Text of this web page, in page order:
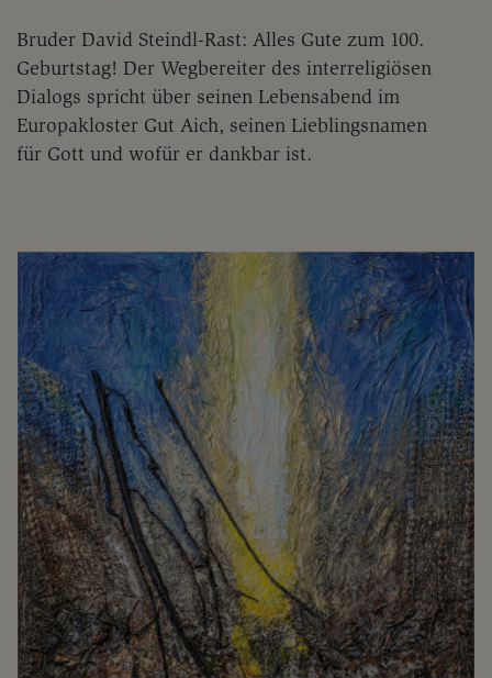
Bruder David Steindl-Rast: Alles Gute zum 100.
Geburtstag! Der Wegbereiter des interreligiösen
Dialogs spricht über seinen Lebensabend im
Europakloster Gut Aich, seinen Lieblingsnamen
für Gott und wofür er dankbar ist.